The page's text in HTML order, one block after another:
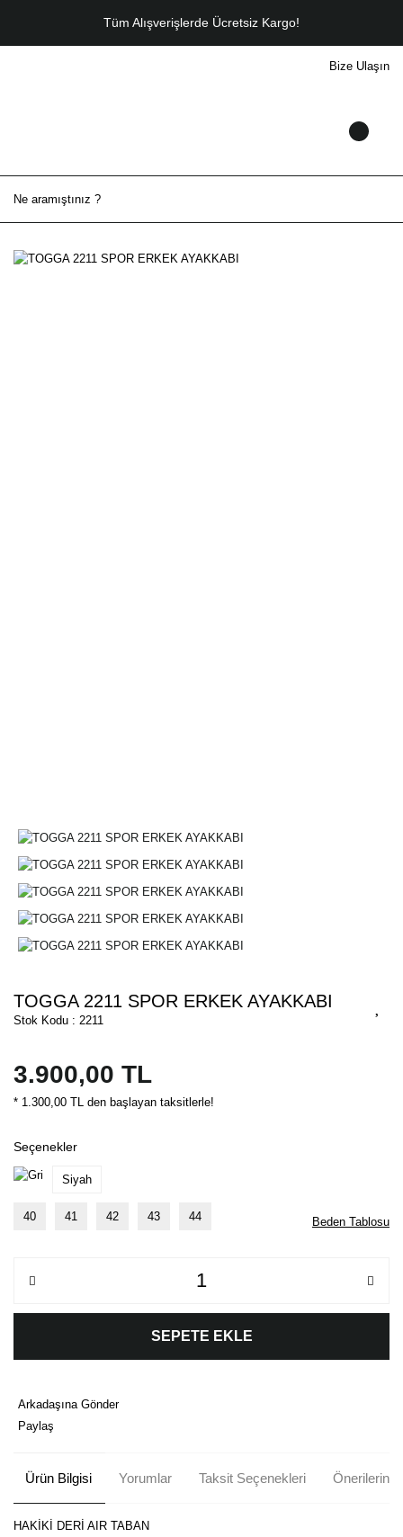
Tüm Alışverişlerde Ücretsiz Kargo!
Bize Ulaşın
TOGGA 2211 SPOR ERKEK AYAKKABI
Stok Kodu : 2211
3.900,00 TL
* 1.300,00 TL den başlayan taksitlerle!
Seçenekler
Siyah
40 41 42 43 44 Beden Tablosu
SEPETE EKLE
Arkadaşına Gönder
Paylaş
Ürün Bilgisi Yorumlar Taksit Seçenekleri Önerileriniz
HAKİKİ DERİ AIR TABAN